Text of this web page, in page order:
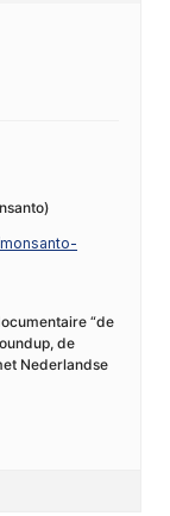
“de
de
Nederlandse